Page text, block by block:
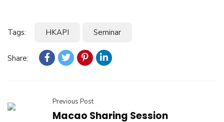
Tags: HKAPI Seminar
Share:
Previous Post
Macao Sharing Session